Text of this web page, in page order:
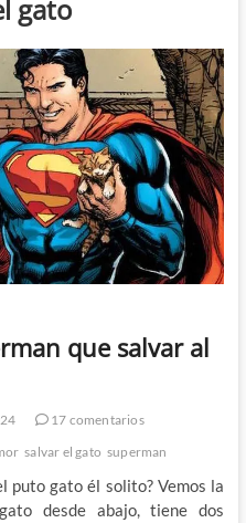
gato
que salvar al
17 comentarios
salvar el gato superman
puto gato él solito? Vemos la
desde abajo, tiene dos